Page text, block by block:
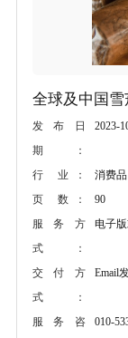
全球及中国
发布日
期：
2023-
行 业：
消费品
页 数：
90
服务方
式：
电子
交付方
式：
Email
服务咨
010-